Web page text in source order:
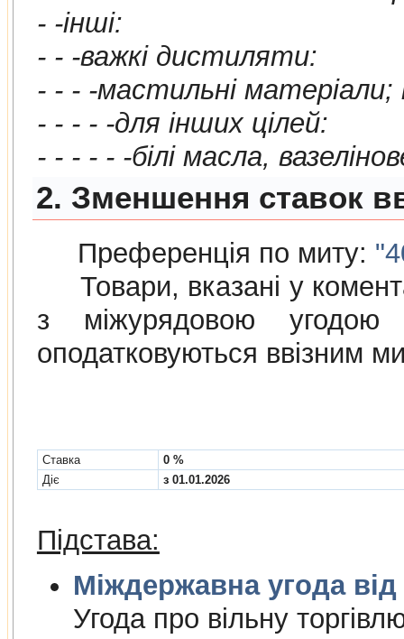
- -iншi:
- - -важкi дистиляти:
- - - - -для iнших цiлей:
- - - - - -бiлi масла,
2. Зменшення ставок
Преференція по миту:
Товари, вказані у
з мiжурядовою
оподатковуються ввізним
Cтавка
0 %
Діє
з 01.01.2026
Підстава:
Угода про вiльну